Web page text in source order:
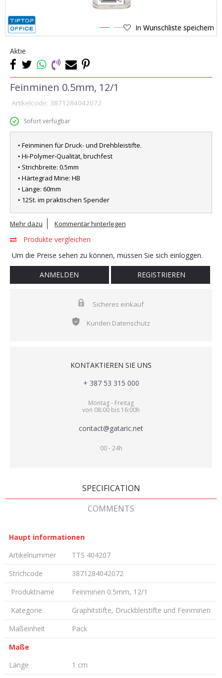
1 2 In Wunschliste speichern
Aktie
Feinminen 0.5mm, 12/1
Artikelcode: 3871284042072
Sofort verfügbar
• Feinminen für Druck- und Drehbleistifte.
• Hi-Polymer-Qualität, bruchfest
• Strichbreite: 0.5mm
• Härtegrad Mine: HB
• Länge: 60mm
• 12St. im praktischen Spender
Mehr dazu Kommentar hinterlegen
Produkte vergleichen
Um die Preise sehen zu können, müssen Sie sich einloggen.
ANMELDEN REGISTRIEREN
Sicheres einkauf
Kunden Datenschutz
KONTAKTIEREN SIE UNS
+ 387 53 315 000
Montag - Freitag
von 08:00 bis 16:00h
contact@gataric.net
00 - 24h
SPECIFICATION
COMMENTS
Haupt informationen
Artikelnummer
TTS 404207
Strichcode
3871284042072
Produktname
Feinminen 0.5mm, 12/1
Kategorie
Graphitstifte, Druckbleistifte und Feinminen
Maßeinheit
Pack
Maße
Länge
1 cm